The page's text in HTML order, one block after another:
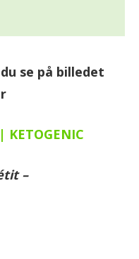
se på billedet
KETOGENIC
–